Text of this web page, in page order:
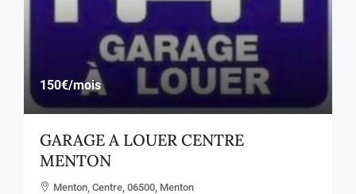
150€/mois
GARAGE A LOUER CENTRE
MENTON
Menton, Centre, 06500, Menton